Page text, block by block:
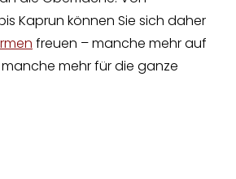
Kaprun können Sie sich daher
freuen – manche mehr auf
mehr für die ganze